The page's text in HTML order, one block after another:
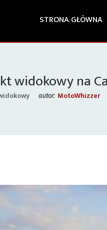
STRONA GŁÓWNA
widokowy na
autor: MotoWhizzer